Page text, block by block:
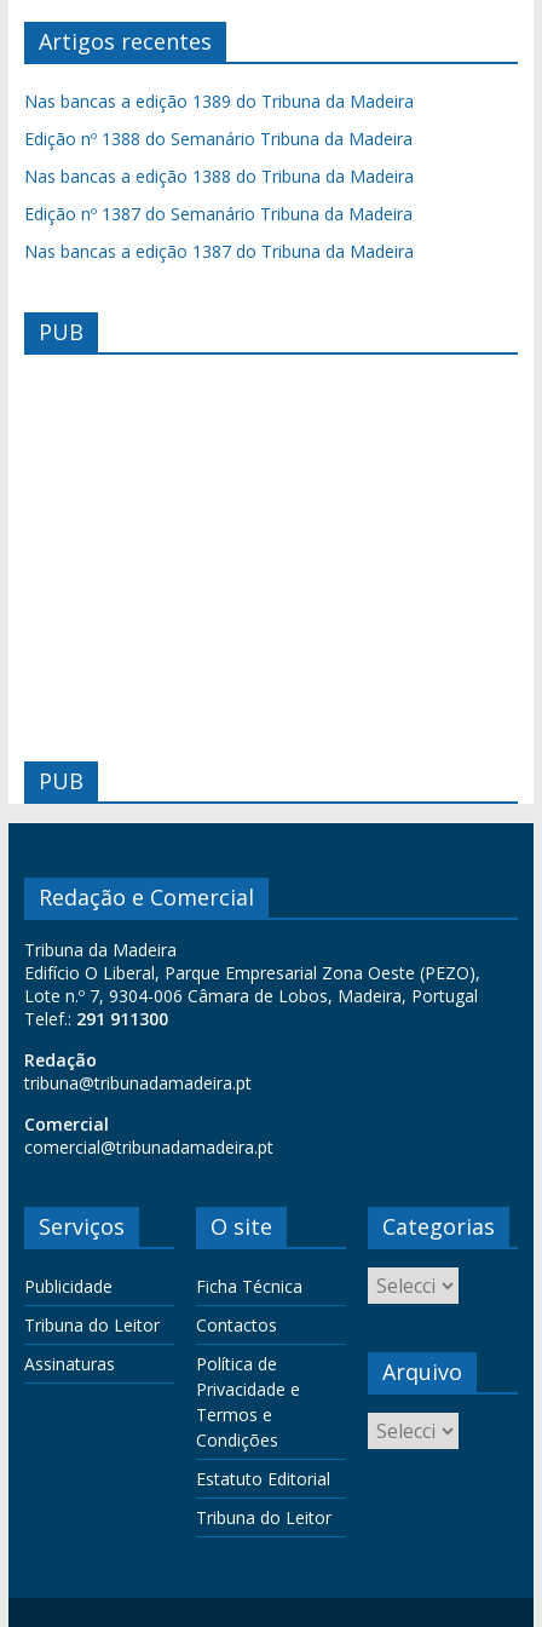
Artigos recentes
Nas bancas a edição 1389 do Tribuna da Madeira
Edição nº 1388 do Semanário Tribuna da Madeira
Nas bancas a edição 1388 do Tribuna da Madeira
Edição nº 1387 do Semanário Tribuna da Madeira
Nas bancas a edição 1387 do Tribuna da Madeira
PUB
PUB
Redação e Comercial
Tribuna da Madeira
Edifício O Liberal, Parque Empresarial Zona Oeste (PEZO),
Lote n.º 7, 9304-006 Câmara de Lobos, Madeira, Portugal
Telef.: 291 911300
Redação
tribuna@tribunadamadeira.pt
Comercial
comercial@tribunadamadeira.pt
Serviços
Publicidade
Tribuna do Leitor
Assinaturas
O site
Ficha Técnica
Contactos
Política de
Privacidade e
Termos e
Condições
Estatuto Editorial
Tribuna do Leitor
Categorias
Arquivo